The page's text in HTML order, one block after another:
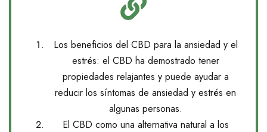
Los beneficios del CBD para la ansiedad y el
estrés: el CBD ha demostrado tener
propiedades relajantes y puede ayudar a
reducir los síntomas de ansiedad y estrés en
algunas personas.
El CBD como una alternativa natural a los